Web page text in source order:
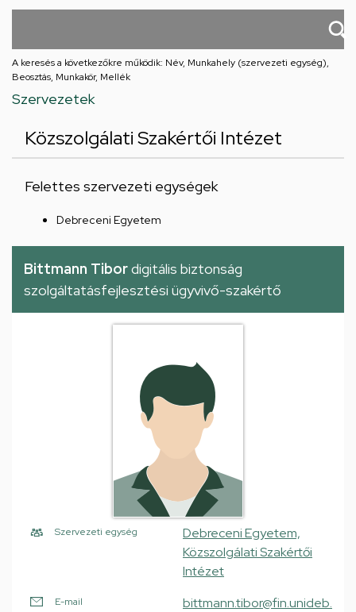
A keresés a következőkre működik: Név, Munkahely (szervezeti egység),
Beosztás, Munkakör, Mellék
Szervezetek
Közszolgálati Szakértői Intézet
Felettes szervezeti egységek
Debreceni Egyetem
Bittmann Tibordigitális biztonság
szolgáltatásfejlesztési ügyvivő-szakértő
Szervezeti egység
Debreceni Egyetem,
Közszolgálati Szakértői
Intézet
E-mail
bittmann.tibor@fin.unideb.